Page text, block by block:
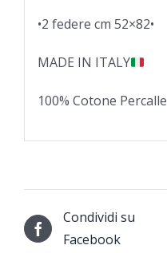
•2 federe cm 52×82•
MADE IN ITALY
100% Cotone Percalle
Condividi su
Facebook